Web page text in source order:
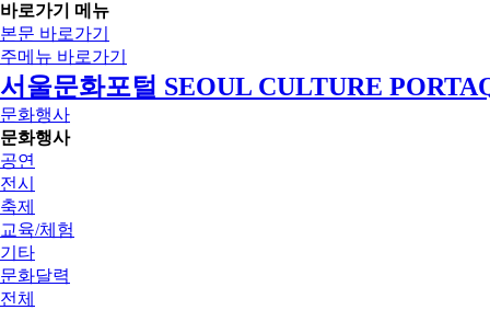
바로가기 메뉴
본문 바로가기
주메뉴 바로가기
서울문화포털 SEOUL CULTURE
문화행사
문화행사
공연
전시
축제
교육/체험
기타
문화달력
전체